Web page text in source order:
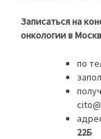
Записаться на
онкологии в
по
22Б